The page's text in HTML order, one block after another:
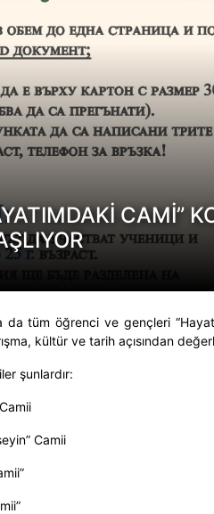
CAMİ”
da tüm öğrenci ve gençleri
kültür ve tarih açısından
şunlardır:
Camii